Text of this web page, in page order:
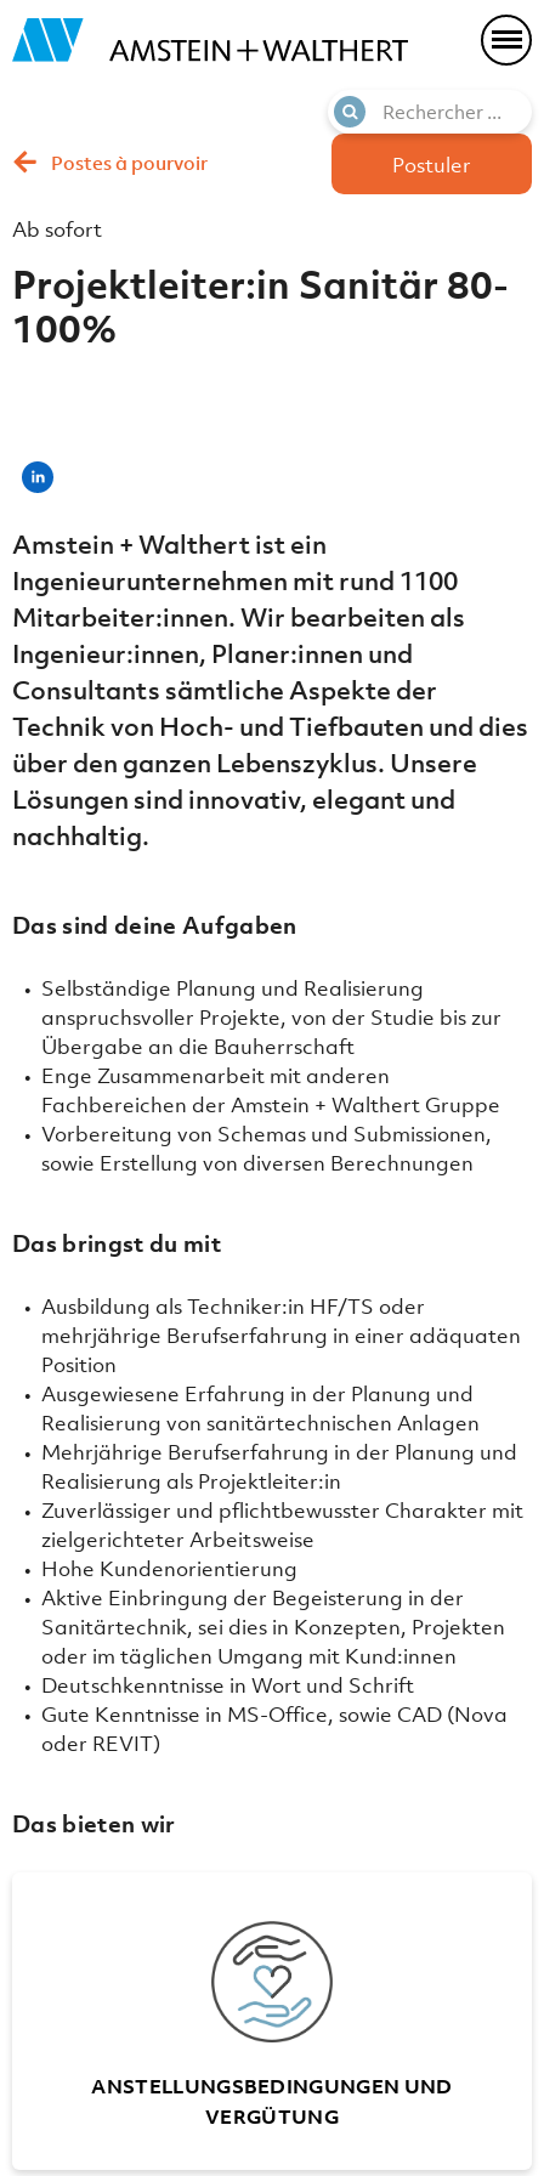
Postuler
Postes à pourvoir
Ab sofort
Projektleiter:in Sanitär 80-
100%
Amstein + Walthert ist ein
Ingenieurunternehmen mit rund 1100
Mitarbeiter:innen. Wir bearbeiten als
Ingenieur:innen, Planer:innen und
Consultants sämtliche Aspekte der
Technik von Hoch- und Tiefbauten und dies
über den ganzen Lebenszyklus. Unsere
Lösungen sind innovativ, elegant und
nachhaltig.
Das sind deine Aufgaben
Selbständige Planung und Realisierung
anspruchsvoller Projekte, von der Studie bis zur
Übergabe an die Bauherrschaft
Enge Zusammenarbeit mit anderen
Fachbereichen der Amstein + Walthert Gruppe
Vorbereitung von Schemas und Submissionen,
sowie Erstellung von diversen Berechnungen
Das bringst du mit
Ausbildung als Techniker:in HF/TS oder
mehrjährige Berufserfahrung in einer adäquaten
Position
Ausgewiesene Erfahrung in der Planung und
Realisierung von sanitärtechnischen Anlagen
Mehrjährige Berufserfahrung in der Planung und
Realisierung als Projektleiter:in
Zuverlässiger und pflichtbewusster Charakter mit
zielgerichteter Arbeitsweise
Hohe Kundenorientierung
Aktive Einbringung der Begeisterung in der
Sanitärtechnik, sei dies in Konzepten, Projekten
oder im täglichen Umgang mit Kund:innen
Deutschkenntnisse in Wort und Schrift
Gute Kenntnisse in MS-Office, sowie CAD (Nova
oder REVIT)
Das bieten wir
ANSTELLUNGSBEDINGUNGEN UND
VERGÜTUNG
Flexible Arbeitszeiten
25 Ferientage, ab 55 Jahren 30 Tage
Unbezahlter Urlaub bis zu 6 Monate
Treueprämien für Dienstjubiläen im
Fünfjahresrythmus (nach 10 DJ)